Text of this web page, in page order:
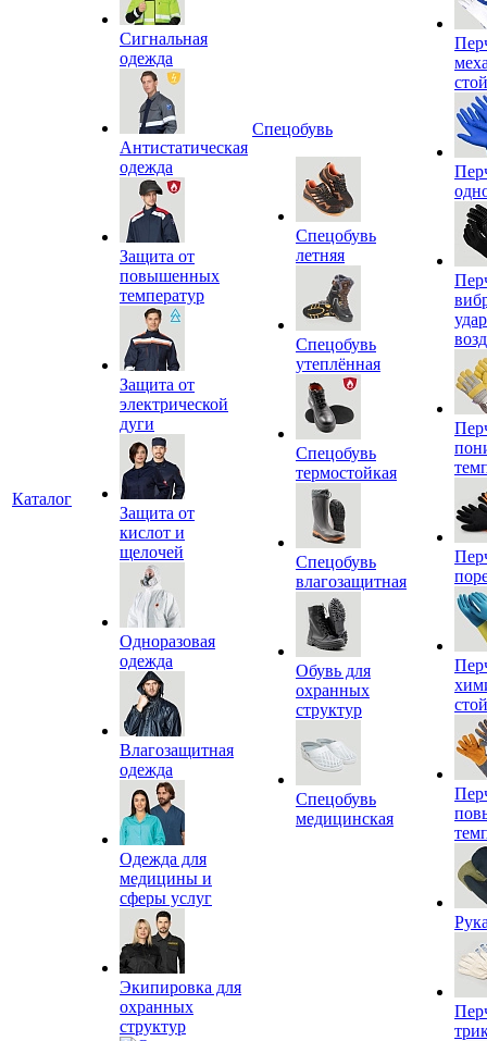
Каталог
Сигнальная
одежда
Антистатическая
одежда
Защита от
повышенных
температур
Защита от
электрической
дуги
Защита от
кислот и
щелочей
Одноразовая
одежда
Влагозащитная
одежда
Одежда для
медицины и
сферы услуг
Экипировка для
охранных
структур
Спецобувь
Спецобувь
летняя
Спецобувь
утеплённая
Спецобувь
термостойкая
Спецобувь
влагозащитная
Обувь для
охранных
структур
Спецобувь
медицинская